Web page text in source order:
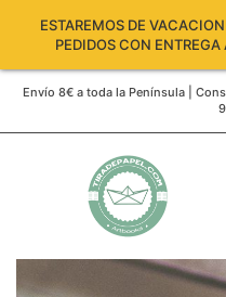
ESTAREMOS DE
PEDIDOS CON ENTREGA
Envío 8€ a toda la Península |